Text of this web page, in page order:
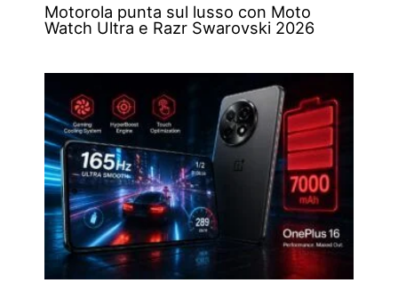
Motorola punta sul lusso con Moto
Watch Ultra e Razr Swarovski 2026